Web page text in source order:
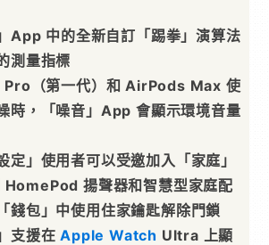
App 中的全新自訂「踢拳」演算法
測量指標
（第一代）和 AirPods Max 使
時，「噪音」App 會顯示環境音量
定」使用者可以受邀加入「家庭」
揚聲器和智慧型家庭配
錢包」中使用住家鑰匙解除門鎖
支援在Apple Watch Ultra 上顯